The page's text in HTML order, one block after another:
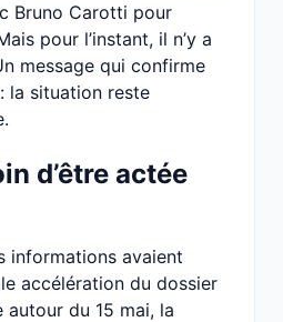
Bruno Carotti pour
pour l’instant, il n’y a
message qui confirme
la situation reste
d’être actée
informations avaient
accélération du dossier
autour du 15 mai, la